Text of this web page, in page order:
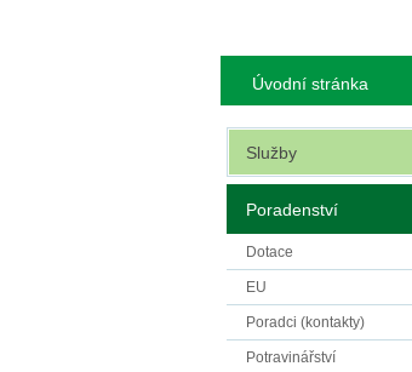
Úvodní stránka
Služby
Poradenství
Dotace
EU
Poradci (kontakty)
Potravinářství